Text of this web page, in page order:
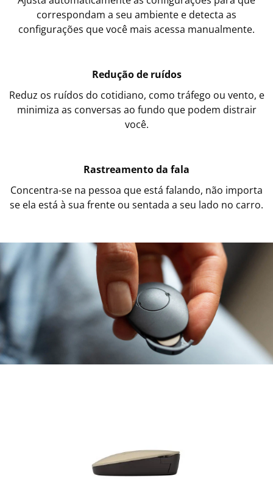
correspondam a seu ambiente e detecta as
configurações que você mais acessa manualmente.
Redução de ruídos
Reduz os ruídos do cotidiano, como tráfego ou vento, e
minimiza as conversas ao fundo que podem distrair
você.
Rastreamento da fala
Concentra-se na pessoa que está falando, não importa
se ela está à sua frente ou sentada a seu lado no carro.